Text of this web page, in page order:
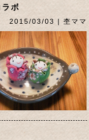
ボ
2015/03/03 | 杢ママ